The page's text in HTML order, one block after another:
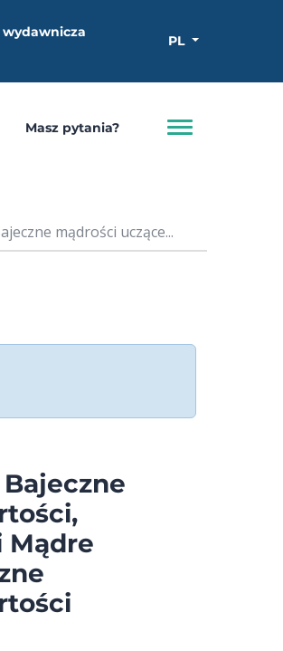
wydawnicza
PL
Masz pytania?
mądrości uczące...
Mądre